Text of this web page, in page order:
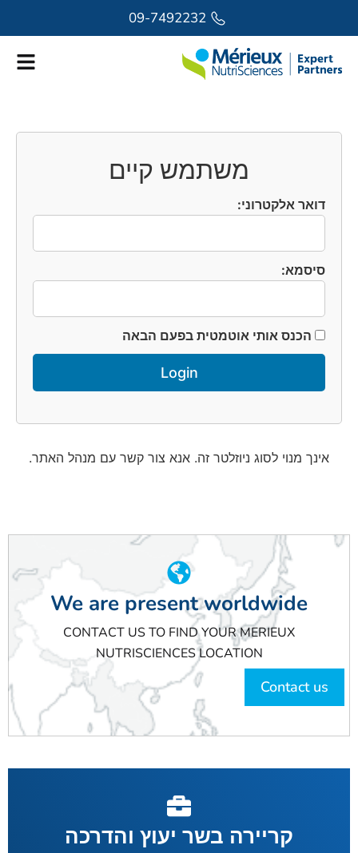
09-7492232
משתמש קיים
דואר אלקטרוני:
סיסמא:
הכנס אותי אוטמטית בפעם הבאה
אינך מנוי לסוג ניוזלטר זה. אנא צור קשר עם מנהל האתר.
Contact us
We are present worldwide
CONTACT US TO FIND YOUR MERIEUX
NUTRISCIENCES LOCATION
קריירה בשר יעוץ והדרכה